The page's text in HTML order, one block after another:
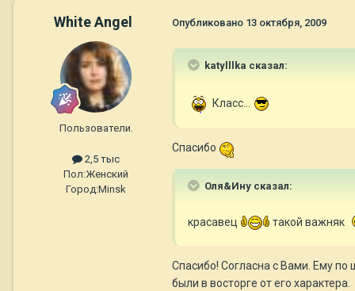
White Angel
Пользователи.
2,5 тыс
Пол:Женский
Город:Minsk
Опубликовано 13 октября, 2009
katylllka сказал:
Класс...
Спасибо
Оля&Ину сказал:
красавец такой важняк
Спасибо! Согласна с Вами. Ему
были в восторге от его характера.